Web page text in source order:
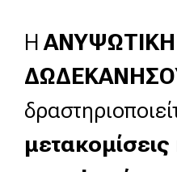
ΗΑΝΥΨΩΤΙΚΗ
μετακομίσεις